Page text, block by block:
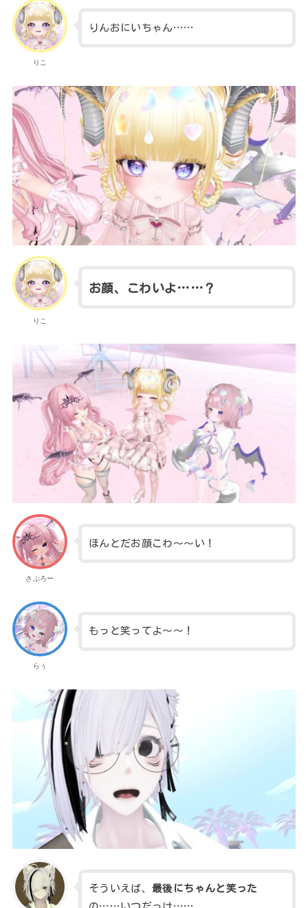
りこ
りんおにいちゃん……
りこ
お顔、こわいよ……？
さぶろー
ほんとだお顔こわ～～い！
らぅ
もっと笑ってよ～～！
そういえば、最後にちゃんと笑った